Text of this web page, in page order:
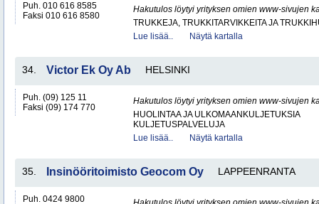
Puh. 010 616 8585
Faksi 010 616 8580
Hakutulos löytyi yrityksen omien www-sivujen
TRUKKEJA, TRUKKITARVIKKEITA JA
Lue lisää..
Näytä kartalla
34. Victor Ek Oy Ab HELSINKI
Puh. (09) 125 11
Faksi (09) 174 770
Hakutulos löytyi yrityksen omien www-sivujen
HUOLINTAA JA ULKOMAANKULJETUKSIA
KULJETUSPALVELUJA
Lue lisää..
Näytä kartalla
35. Insinööritoimisto Geocom Oy LAPPEENRANTA
Puh. 0424 9800